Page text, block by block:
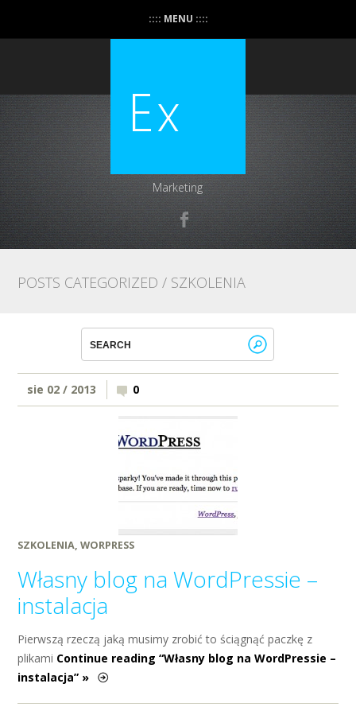
:::: MENU ::::
Marketing
POSTS CATEGORIZED / SZKOLENIA
sie 02 / 2013 0
SZKOLENIA,WORPRESS
Własny blog na WordPressie –
instalacja
Pierwszą rzeczą jaką musimy zrobić to ściągnąć paczkę z
plikami Continue reading “Własny blog na WordPressie –
instalacja” »